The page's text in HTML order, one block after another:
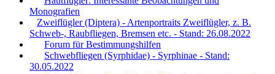
Monografien
Zweiflügler (Diptera) - Artenportraits Zweiflügler, z. B.
Schweb-, Raubfliegen, Bremsen etc. - Stand: 26.08.2022
Forum für Bestimmungshilfen
Schwebfliegen (Syrphidae) - Syrphinae - Stand:
30.05.2022